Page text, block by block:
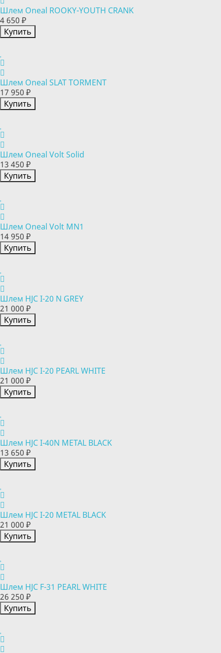
Шлем Oneal ROOKY-YOUTH CRANK
4 650 ₽
Купить
Шлем Oneal SLAT TORMENT
17 950 ₽
Купить
Шлем Oneal Volt Solid
13 450 ₽
Купить
Шлем Oneal Volt MN1
14 950 ₽
Купить
Шлем HJC I-20 N GREY
21 000 ₽
Купить
Шлем HJC I-20 PEARL WHITE
21 000 ₽
Купить
Шлем HJC I-40N METAL BLACK
13 650 ₽
Купить
Шлем HJC I-20 METAL BLACK
21 000 ₽
Купить
Шлем HJC F-31 PEARL WHITE
26 250 ₽
Купить